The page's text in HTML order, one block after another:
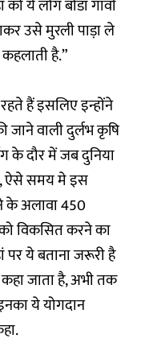
को ये लोग बोंडा गांवों
उसे मुरली पाड़ा ले
कहलाती है.”
हैं इसलिए इन्होंने
जाने वाली दुर्लभ कृषि
के दौर में जब दुनिया
है, ऐसे समय मे इस
के अलावा 450
विकसित करने का
पर ये बताना जरूरी है
जाता है, अभी तक
ये योगदान